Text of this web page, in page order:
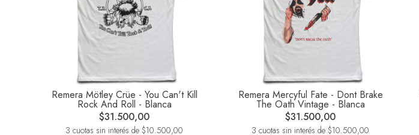
Remera Mötley Crüe - You Can't Kill
Rock And Roll - Blanca
$31.500,00
3 cuotas sin interés de $10.500,00
Remera Mercyful Fate - Dont Brake
The Oath Vintage - Blanca
$31.500,00
3 cuotas sin interés de $10.500,00